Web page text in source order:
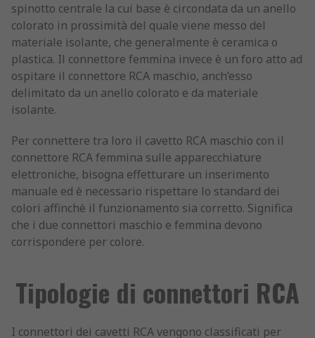
spinotto centrale la cui base è circondata da un anello
colorato in prossimità del quale viene messo del
materiale isolante, che generalmente è ceramica o
plastica. Il connettore femmina invece è un foro atto ad
ospitare il connettore RCA maschio, anch’esso
delimitato da un anello colorato e da materiale
isolante.
Per connettere tra loro il cavetto RCA maschio con il
connettore RCA femmina sulle apparecchiature
elettroniche, bisogna effetturare un inserimento
manuale ed è necessario rispettare lo standard dei
colori affinchè il funzionamento sia corretto. Significa
che i due connettori maschio e femmina devono
corrispondere per colore.
Tipologie di connettori RCA
I connettori dei cavetti RCA vengono classificati per